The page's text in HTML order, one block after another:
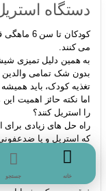
دستگاه
کودکان
می کنند.
به همین دلیل تمیزی
بدون شک تمامی
تغذیه کودک، باید
اما نکته حائز اهمیت
را استریل کنند؟
راه حل های زیادی برای
که استریل و یا
است.
چرا استریل کردن
خانه جستجو